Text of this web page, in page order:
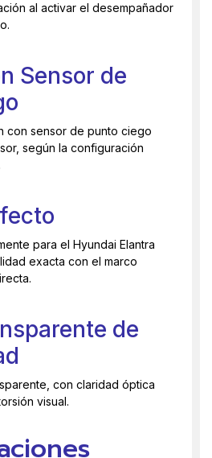
al activar el desempañador
Sensor de
con sensor de punto ciego
según la configuración
para el Hyundai Elantra
exacta con el marco
de
con claridad óptica
visual.